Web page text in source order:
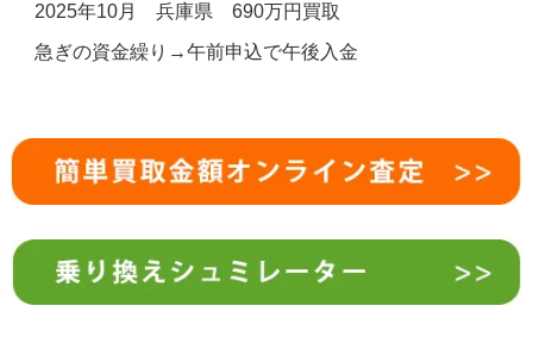
2025年10月 兵庫県 690万円買取
急ぎの資金繰り→午前申込で午後入金